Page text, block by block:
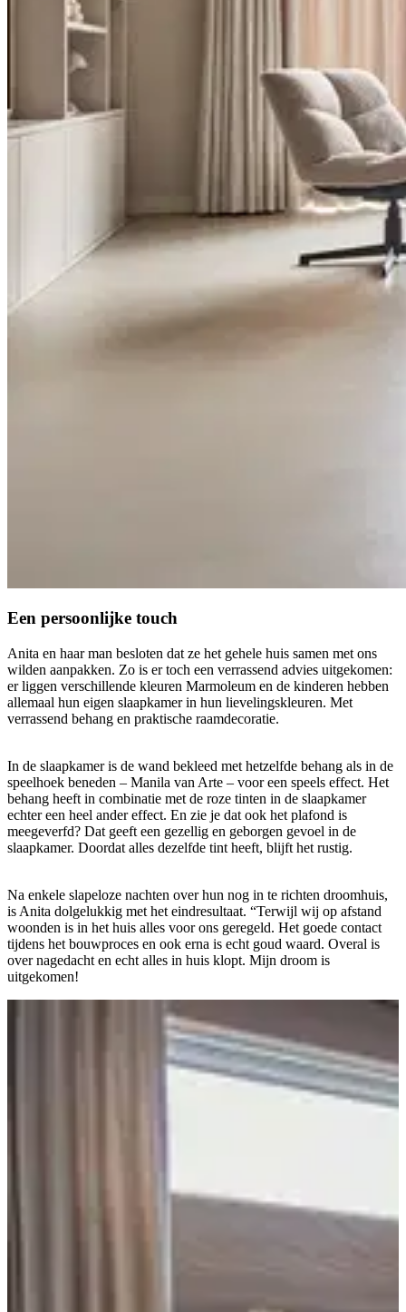
Een persoonlijke touch
Anita en haar man besloten dat ze het gehele huis samen met ons
wilden aanpakken. Zo is er toch een verrassend advies uitgekomen:
er liggen verschillende kleuren Marmoleum en de kinderen hebben
allemaal hun eigen slaapkamer in hun lievelingskleuren. Met
verrassend behang en praktische raamdecoratie.
In de slaapkamer is de wand bekleed met hetzelfde behang als in de
speelhoek beneden – Manila van Arte – voor een speels effect. Het
behang heeft in combinatie met de roze tinten in de slaapkamer
echter een heel ander effect. En zie je dat ook het plafond is
meegeverfd? Dat geeft een gezellig en geborgen gevoel in de
slaapkamer. Doordat alles dezelfde tint heeft, blijft het rustig.
Na enkele slapeloze nachten over hun nog in te richten droomhuis,
is Anita dolgelukkig met het eindresultaat. “Terwijl wij op afstand
woonden is in het huis alles voor ons geregeld. Het goede contact
tijdens het bouwproces en ook erna is echt goud waard. Overal is
over nagedacht en echt alles in huis klopt. Mijn droom is
uitgekomen!